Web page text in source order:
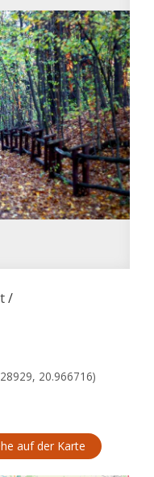
/
20.966716)
auf der Karte